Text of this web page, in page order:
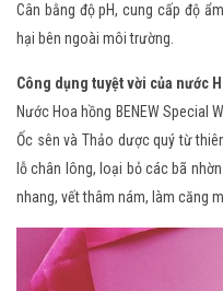
Cân bằng độ pH, cung cấp độ
hại bên ngoài môi trường.
Công dụng tuyệt vời của nước
Nước Hoa hồng BENEW Special
Ốc sên và Thảo dược quý từ
lỗ chân lông, loại bỏ các bã
nhang, vết thâm nám, làm căng